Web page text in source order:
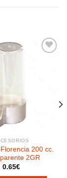
200 cc.
2GR
0.65€